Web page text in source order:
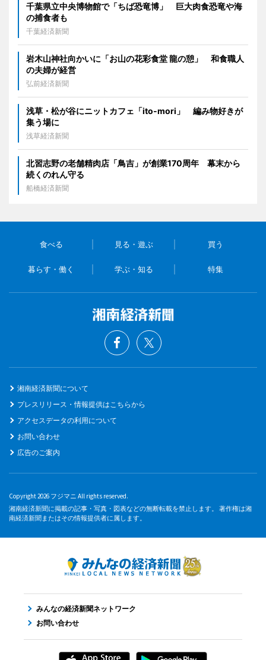
千葉県立中央博物館で「ちば恐竜博」 巨大肉食恐竜や海
の捕食者も
千葉経済新聞
岩木山神社向かいに「お山の花彩食堂 龍の憩」 和食職人
の夫婦が経営
弘前経済新聞
浅草・松が谷にニットカフェ「ito-mori」 編み物好きが
集う場に
浅草経済新聞
北習志野の老舗精肉店「鳥吉」が創業170周年 幕末から
続くのれん守る
船橋経済新聞
食べる 見る・遊ぶ 買う
暮らす・働く 学ぶ・知る 特集
湘南経済新聞について
プレスリリース・情報提供はこちらから
アクセスデータの利用について
お問い合わせ
広告のご案内
Copyright 2026 フジマニ All rights reserved.
湘南経済新聞に掲載の記事・写真・図表などの無断転載を禁止します。 著作権は湘
南経済新聞またはその情報提供者に属します。
みんなの経済新聞ネットワーク
お問い合わせ